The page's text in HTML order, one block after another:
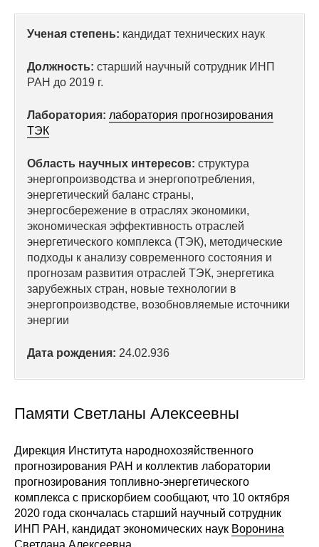
Проблемы прогнозирования
О журнале
Редакционная этика
Информация для авторов
Общие требования
Стандарты оформления
О журнале
Выпуски
Редакционная этика
Информация для авторов
Общие требования
Стандарты оформления
Ученая степень: кандидат технических наук
Должность: старший научный сотрудник ИНП
РАН до 2019 г.
Лаборатория: лаборатория прогнозирования
ТЭК
Область научных интересов: структура
энергопроизводства и энергопотребления,
энергетический баланс страны,
энергосбережение в отраслях экономики,
экономическая эффективность отраслей
энергетического комплекса (ТЭК), методические
подходы к анализу современного состояния и
прогнозам развития отраслей ТЭК, энергетика
зарубежных стран, новые технологии в
энергопроизводстве, возобновляемые источники
энергии
Дата рождения: 24.02.936
Памяти Светланы Алексеевны
Дирекция Института народнохозяйственного
прогнозирования РАН и коллектив лаборатории
прогнозирования топливно-энергетического
комплекса с прискорбием сообщают, что 10 октября
2020 года скончалась старший научный сотрудник
ИНП РАН, кандидат экономических наук Воронина